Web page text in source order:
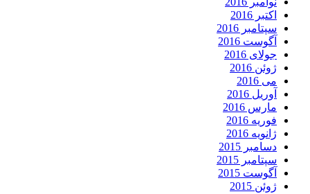
اکتبر 2016
سپتامبر 2016
آگوست 2016
جولای 2016
ژوئن 2016
می 2016
آوریل 2016
مارس 2016
فوریه 2016
ژانویه 2016
دسامبر 2015
سپتامبر 2015
آگوست 2015
ژوئن 2015